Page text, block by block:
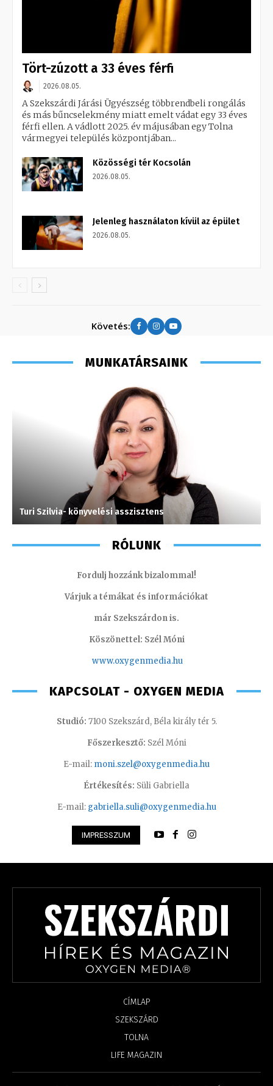
Tört-zúzott a 33 éves férfi
2026.08.05.
A Szekszárdi Járási Ügyészség többrendbeli rongálás
és más bűncselekmény miatt emelt vádat egy 33 éves
férfi ellen. A vádlott 2025. év májusában egy Tolna
vármegyei település központjában...
Közösségi tér Kocsolán
2026.08.05.
Jelenleg használaton kívül az épület
2026.08.05.
Követés:
MUNKATÁRSAINK
Turi Szilvia- könyvelési asszisztens
RÓLUNK
Fordulj hozzánk bizalommal!
Várjuk a témákat és információkat
már Szekszárdon is.
Köszönettel: Szél Móni
www.oxygenmedia.hu
KAPCSOLAT - OXYGEN MEDIA
Studió: 7100 Szekszárd, Béla király tér 5.
Főszerkesztő: Szél Móni
E-mail: moni.szel@oxygenmedia.hu
Értékesítés: Süli Gabriella
E-mail: gabriella.suli@oxygenmedia.hu
IMPRESSZUM
CÍMLAP
SZEKSZÁRD
TOLNA
LIFE MAGAZIN